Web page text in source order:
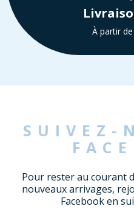
À partir de
SUIVEZ-
Pour rester au courant
nouveaux arrivages,
Facebook en